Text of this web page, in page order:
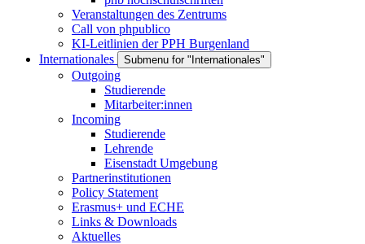
Veranstaltungen des Zentrums
Call von phpublico
KI-Leitlinien der PPH Burgenland
Internationales
Submenu for "Internationales"
Outgoing
Studierende
Mitarbeiter:innen
Incoming
Studierende
Lehrende
Eisenstadt Umgebung
Partnerinstitutionen
Policy Statement
Erasmus+ und ECHE
Links & Downloads
Aktuelles